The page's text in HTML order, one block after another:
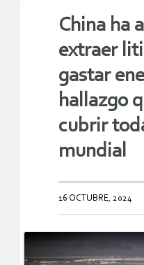
China ha
extraer
gastar
hallazgo
cubrir
mundial
16 OCTUBRE, 2024